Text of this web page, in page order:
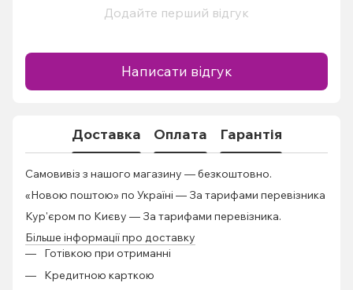
Додайте перший відгук
Написати відгук
Доставка Оплата Гарантія
Самовивіз з нашого магазину — безкоштовно.
«Новою поштою» по Україні — За тарифами перевізника
Кур'єром по Києву — За тарифами перевізника.
Більше інформації про доставку
Готівкою при отриманні
Кредитною карткою